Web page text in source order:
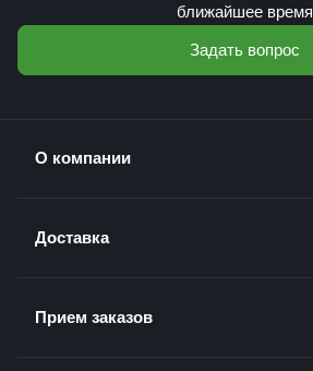
ближайшее время
Задать вопрос
О компании
Доставка
Прием заказов